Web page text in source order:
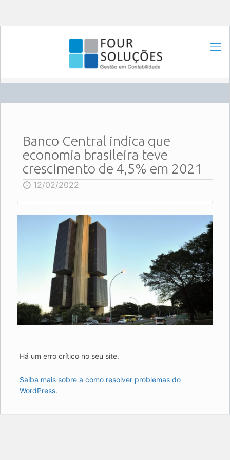
Banco Central indica que
economia brasileira teve
crescimento de 4,5% em 2021
12/02/2022
Há um erro crítico no seu site.
Saiba mais sobre a como resolver problemas do
WordPress.